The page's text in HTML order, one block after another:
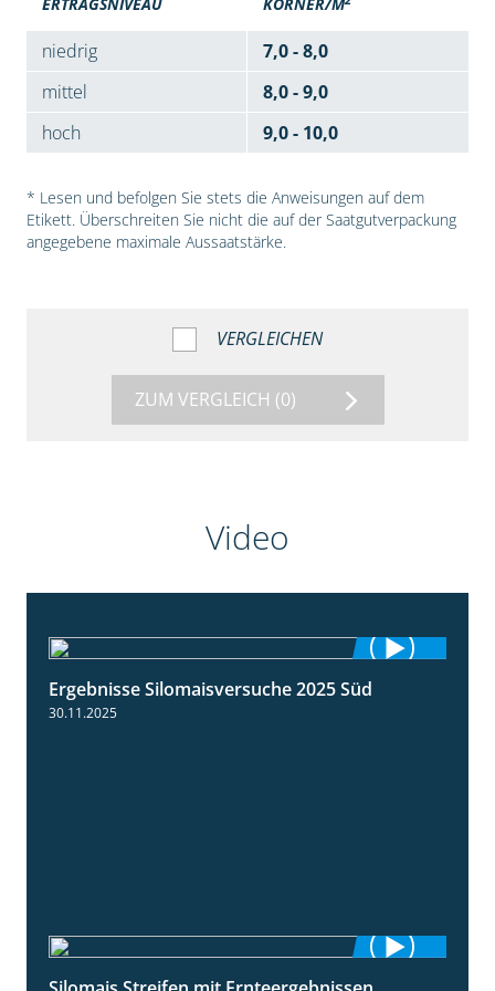
niedrig
7,0 - 8,0
mittel
8,0 - 9,0
hoch
9,0 - 10,0
* Lesen und befolgen Sie stets die Anweisungen auf dem
Etikett. Überschreiten Sie nicht die auf der Saatgutverpackung
angegebene maximale Aussaatstärke.
VERGLEICHEN
ZUM VERGLEICH (0)
Video
Ergebnisse Silomaisversuche 2025 Süd
30.11.2025